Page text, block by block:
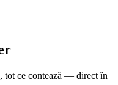
tot ce contează — direct în